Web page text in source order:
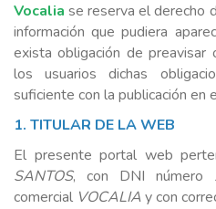
Vocalia se reserva el derecho
información que pudiera
exista obligación de preavisar
los usuarios dichas
suficiente con la publicación en
1. TITULAR DE LA WEB
El presente portal web
SANTOS, con DNI número
comercial VOCALIAy con